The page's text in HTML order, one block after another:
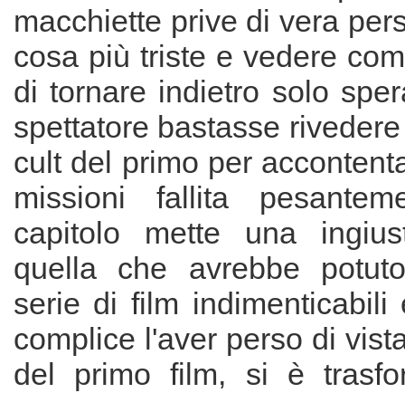
macchiette prive di vera
cosa più triste e vedere
di tornare indietro solo
spettatore bastasse
cult del primo per
missioni fallita
capitolo mette una
quella che avrebbe
serie di film indimenticabili
complice l'aver perso di
del primo film, si è